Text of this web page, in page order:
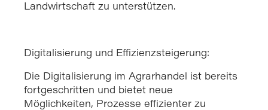
Landwirtschaft zu unterstützen.
Digitalisierung und Effizienzsteigerung:
Die Digitalisierung im Agrarhandel ist bereits
fortgeschritten und bietet neue
Möglichkeiten, Prozesse effizienter zu